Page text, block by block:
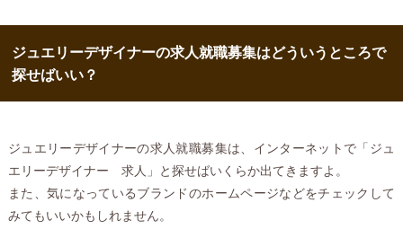
ジュエリーデザイナーの求人就職募集はどういうところで
探せばいい？
ジュエリーデザイナーの求人就職募集は、インターネットで「ジュ
エリーデザイナー 求人」と探せばいくらか出てきますよ。
また、気になっているブランドのホームページなどをチェックして
みてもいいかもしれません。